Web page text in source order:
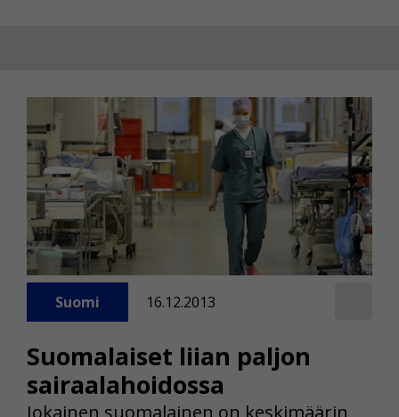
Suomalaiset liian paljon
sairaalahoidossa
Suomi 16.12.2013